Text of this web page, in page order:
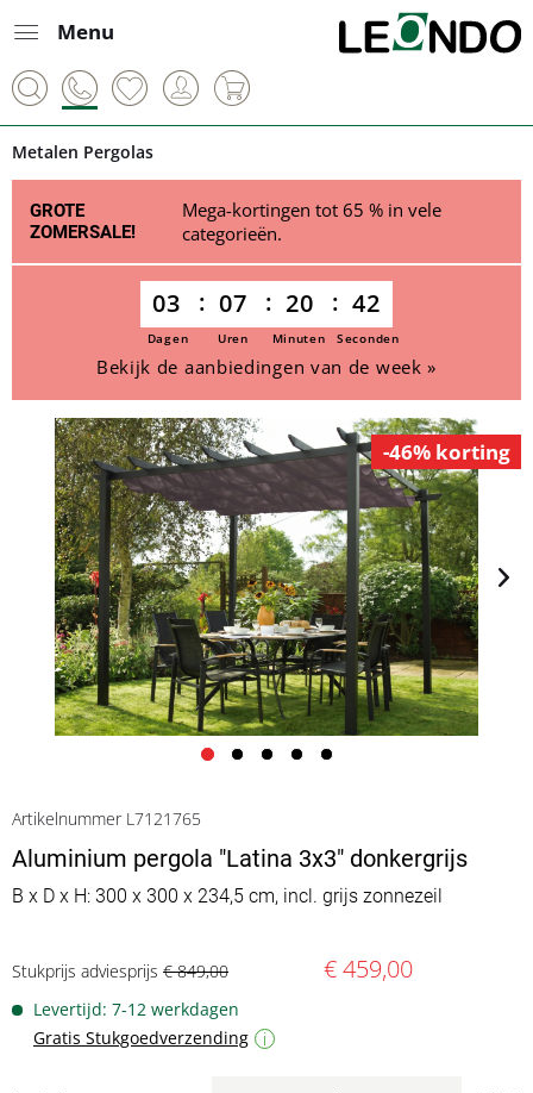
Menu
Metalen Pergolas
GROTE
ZOMERSALE!
Mega-kortingen tot 65 % in vele
categorieën.
03 07 20 42
Dagen Uren Minuten Seconden
Bekijk de aanbiedingen van de week »
-46% korting
Artikelnummer L7121765
Aluminium pergola "Latina 3x3" donkergrijs
B x D x H: 300 x 300 x 234,5 cm, incl. grijs zonnezeil
Stukprijs adviesprijs € 849,00 € 459,00
Levertijd: 7-12 werkdagen
Gratis Stukgoedverzending
i